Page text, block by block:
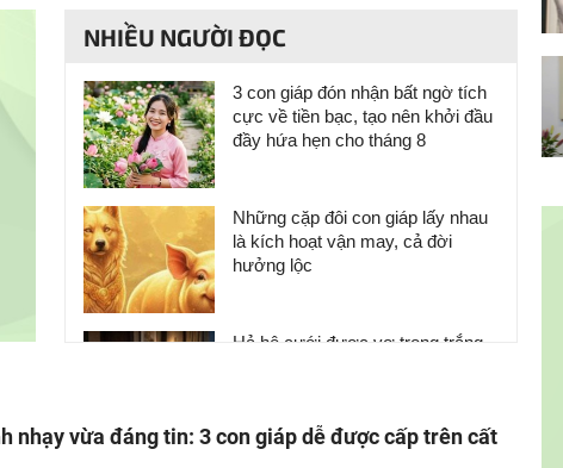
NHIỀU NGƯỜI ĐỌC
3 con giáp đón nhận bất ngờ tích
cực về tiền bạc, tạo nên khởi đầu
đầy hứa hẹn cho tháng 8
Những cặp đôi con giáp lấy nhau
là kích hoạt vận may, cả đời
hưởng lộc
Hả hê cưới được vợ trong trắng,
nhạy vừa đáng tin: 3 con giáp dễ được cấp trên cất